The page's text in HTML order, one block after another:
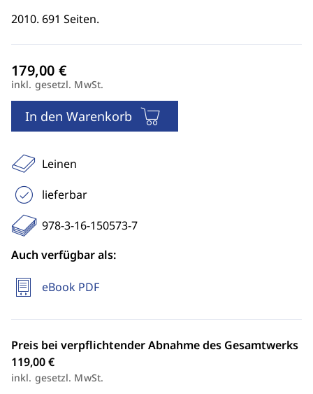
2010. 691 Seiten.
inkl. gesetzl. MwSt.
In den Warenkorb
Leinen
lieferbar
978-3-16-150573-7
Auch verfügbar als:
eBook PDF
Preis bei verpflichtender Abnahme des Gesamtwerks
119,00 €
inkl. gesetzl. MwSt.